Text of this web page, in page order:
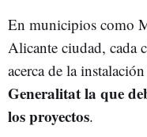
En municipios como
Alicante ciudad, cada
acerca de la
Generalitat la que
los proyectos.